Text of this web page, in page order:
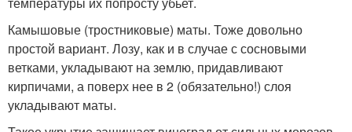
Камышовые (тростниковые) маты. Тоже довольно
простой вариант. Лозу, как и в случае с сосновыми
ветками, укладывают на землю, придавливают
кирпичами, а поверх нее в 2 (обязательно!) слоя
укладывают маты.